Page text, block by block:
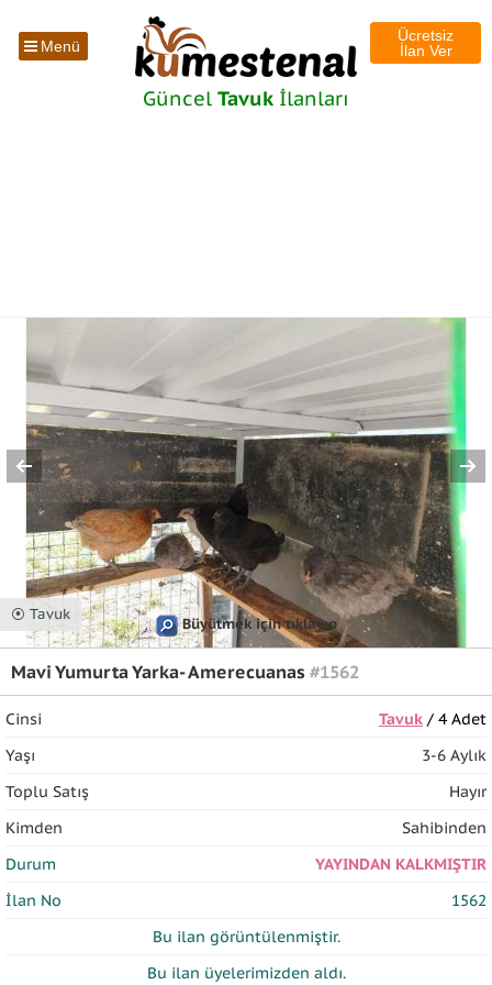
Menü
Ücretsiz
İlan Ver
Güncel Tavuk İlanları
⦿ Tavuk
Büyütmek için tıklayın
Mavi Yumurta Yarka- Amerecuanas #1562
Cinsi Tavuk/ 4 Adet
Yaşı
3-6 Aylık
Toplu Satış
Hayır
Kimden
Sahibinden
Durum
YAYINDAN KALKMIŞTIR
İlan No
1562
Bu ilan görüntülenmiştir.
Bu ilan üyelerimizden aldı.